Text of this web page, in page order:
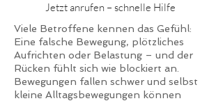
Jetzt anrufen – schnelle Hilfe
Viele Betroffene kennen das Gefühl:
Eine falsche Bewegung, plötzliches
Aufrichten oder Belastung – und der
Rücken fühlt sich wie blockiert an.
Bewegungen fallen schwer und selbst
kleine Alltagsbewegungen können